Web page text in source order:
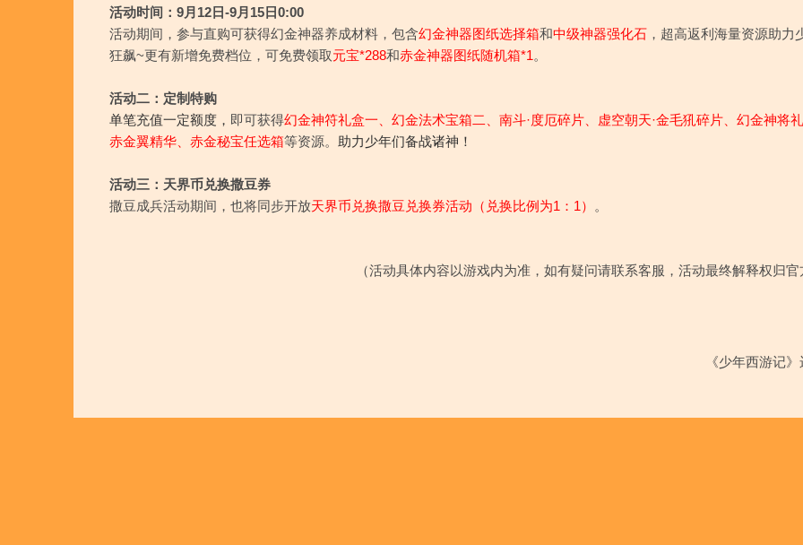
活动时间：9月12日-9月15日0:00
活动期间， 参与直购可获得幻金神器养成材料，包含幻金神器图纸选择箱和中级神器强化石 ， 超高返利海量资源助力
狂飙~更有新增免费档位，可免费领取元宝*288和赤金神器图纸随机箱*1。
活动二：定制特购
单笔充值一定额度， 即可获得幻金神符礼盒一、幻金法术宝箱二、南斗·度厄碎片、虚空朝天·金毛犼碎片、幻金神将
赤金翼精华、赤金秘宝任选箱等资源。 助力少年们备战诸神！
活动三：天界币兑换撒豆券
撒豆成兵活动期间，也将同步开放天界币兑换撒豆兑换券活动（兑换比例为1：1） 。
（活动具体内容以游戏内为准，如有疑问请联系客服，活动最终解释权归
《少年西游记